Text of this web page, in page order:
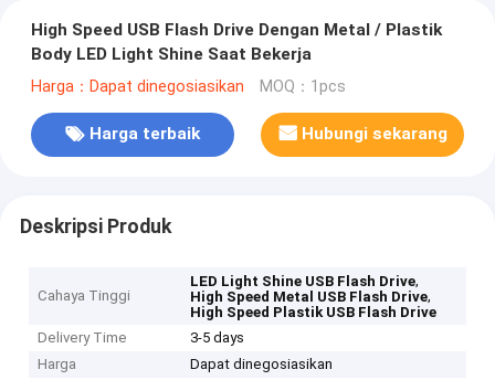
High Speed USB Flash Drive Dengan Metal / Plastik
Body LED Light Shine Saat Bekerja
Harga：Dapat dinegosiasikan MOQ：1pcs
Harga terbaik Hubungi sekarang
Deskripsi Produk
Cahaya Tinggi
LED Light Shine USB Flash Drive,
High Speed Metal USB Flash Drive,
High Speed Plastik USB Flash Drive
Delivery Time
3-5 days
Harga
Dapat dinegosiasikan